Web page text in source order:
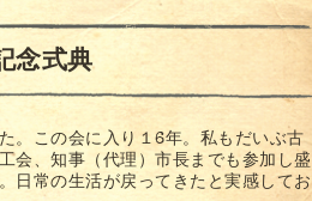
念式典
。この会に入り１6年。私もだいぶ古
会、知事（代理）市長までも参加し盛
日常の生活が戻ってきたと実感してお